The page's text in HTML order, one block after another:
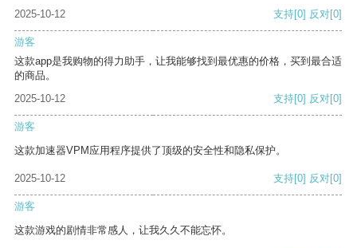
2025-10-12 支持[0] 反对[0]
游客
这款app是我购物的得力助手，让我能够找到最优惠的价格，买到最合适
的商品。
2025-10-12
支持[0] 反对[0]
游客
这款加速器VPM应用程序提供了顶级的安全性和隐私保护。
2025-10-12 支持[0] 反对[0]
游客
这款游戏的剧情非常感人，让我久久不能忘怀。